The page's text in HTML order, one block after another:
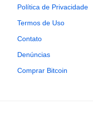
Política de Privacidade
Termos de Uso
Contato
Denúncias
Comprar Bitcoin